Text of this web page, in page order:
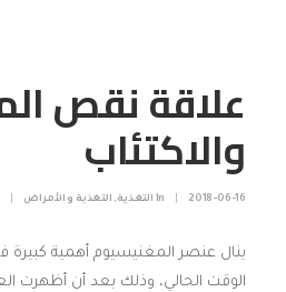
علاقة نقص
والاكتئاب
2018-06-16
In التغذية , التغذية و الأمراض
ينال عنصر المغنيسيوم أهمية كبيرة
الوقت الحالي، وذلك بعد أن أظهرت